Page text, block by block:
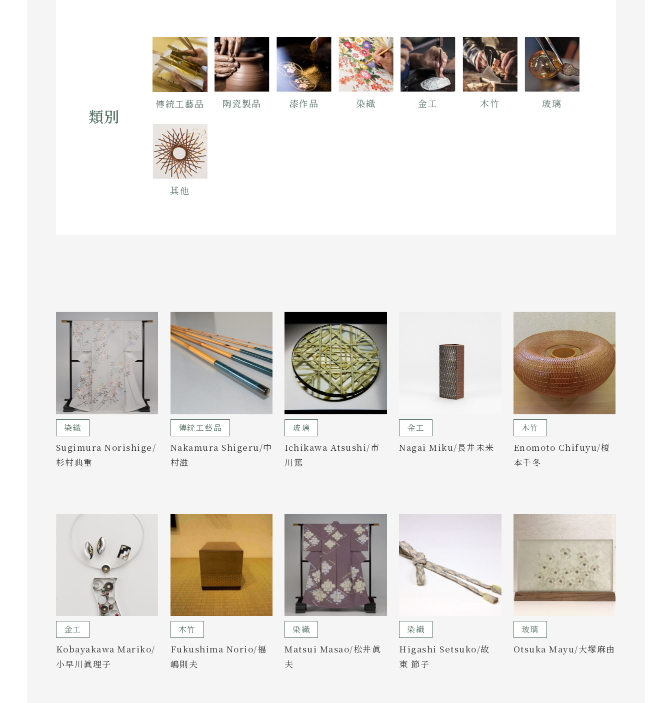
類別
傳統工藝品 陶瓷製品 漆作品 染織 金工 木竹 玻璃
其他
染織
Sugimura Norishige/
杉村典重
傳統工藝品
Nakamura Shigeru/中
村滋
玻璃
Ichikawa Atsushi/市
川篤
金工
Nagai Miku/長井未来
木竹
Enomoto Chifuyu/榎
本千冬
金工
Kobayakawa Mariko/
小早川眞理子
木竹
Fukushima Norio/福
嶋則夫
染織
Matsui Masao/松井眞
夫
染織
Higashi Setsuko/故
東 節子
玻璃
Otsuka Mayu/大塚麻由